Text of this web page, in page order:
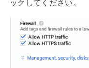
ックしてください。